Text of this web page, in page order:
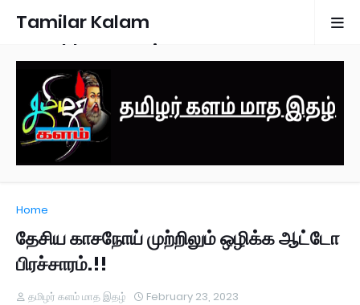
Tamilar Kalam
Monthly Magazine
Home
தேசிய காசநோய் முற்றிலும் ஒழிக்க ஆட்டோ
பிரச்சாரம்.!!
தமிழர் களம் மாத இதழ் February 23, 2023